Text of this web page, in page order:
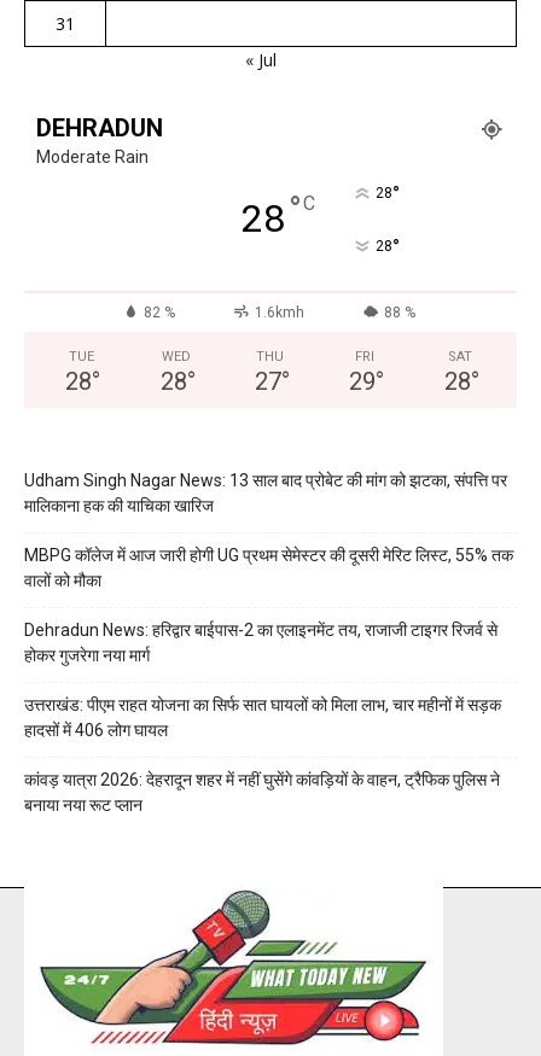
31
« Jul
DEHRADUN
Moderate Rain
28°C 28°
28°
82 % 1.6kmh 88 %
TUE
28°
WED
28°
THU
27°
FRI
29°
SAT
28°
Udham Singh Nagar News: 13 साल बाद प्रोबेट की मांग को झटका, संपत्ति पर
मालिकाना हक की याचिका खारिज
MBPG कॉलेज में आज जारी होगी UG प्रथम सेमेस्टर की दूसरी मेरिट लिस्ट, 55% तक
वालों को मौका
Dehradun News: हरिद्वार बाईपास-2 का एलाइनमेंट तय, राजाजी टाइगर रिजर्व से
होकर गुजरेगा नया मार्ग
उत्तराखंड: पीएम राहत योजना का सिर्फ सात घायलों को मिला लाभ, चार महीनों में सड़क
हादसों में 406 लोग घायल
कांवड़ यात्रा 2026: देहरादून शहर में नहीं घुसेंगे कांवड़ियों के वाहन, ट्रैफिक पुलिस ने
बनाया नया रूट प्लान